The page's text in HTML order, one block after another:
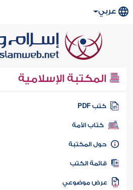
عربي
المكتبة الإسلامية
كتب PDF
كتاب الأمة
المكتبة
الكتب